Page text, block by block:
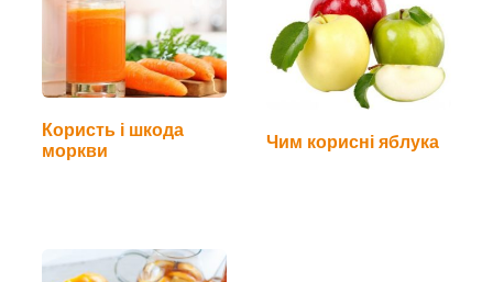
Користь і шкода
моркви
Чим корисні яблука